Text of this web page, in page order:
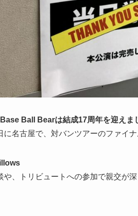
Ball Bearは結成17周年を迎えま
に名古屋で、対バンツアーのファイ
や、トリビュートへの参加で親交が